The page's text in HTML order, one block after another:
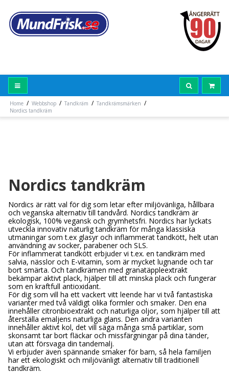
Home / Webbshop / Tandkräm / Tandkrämsmärken /
Nordics tandkräm
Nordics tandkräm
Nordics är rätt val för dig som letar efter miljövänliga, hållbara
och veganska alternativ till tandvård. Nordics tandkräm är
ekologisk, 100% vegansk och grymhetsfri. Nordics har lyckats
utveckla innovativ naturlig tandkräm för många klassiska
utmaningar som t.ex glasyr och inflammerat tandkött, helt utan
användning av socker, parabener och SLS.
För inflammerat tandkött erbjuder vi t.ex. en tandkräm med
salvia, nässlor och E-vitamin, som är mycket lugnande och tar
bort smärta. Och tandkrämen med granatäppleextrakt
bekämpar aktivt plack, hjälper till att minska plack och fungerar
som en kraftfull antioxidant.
För dig som vill ha ett vackert vitt leende har vi två fantastiska
varianter med två väldigt olika formler och smaker. Den ena
innehåller citronbioextrakt och naturliga oljor, som hjälper till att
återställa emaljens naturliga glans. Den andra varianten
innehåller aktivt kol, det vill säga många små partiklar, som
skonsamt tar bort fläckar och missfärgningar på dina tänder,
utan att försvaga din tandemalj.
Vi erbjuder även spännande smaker för barn, så hela familjen
har ett ekologiskt och miljövänligt alternativ till traditionell
tandkräm.